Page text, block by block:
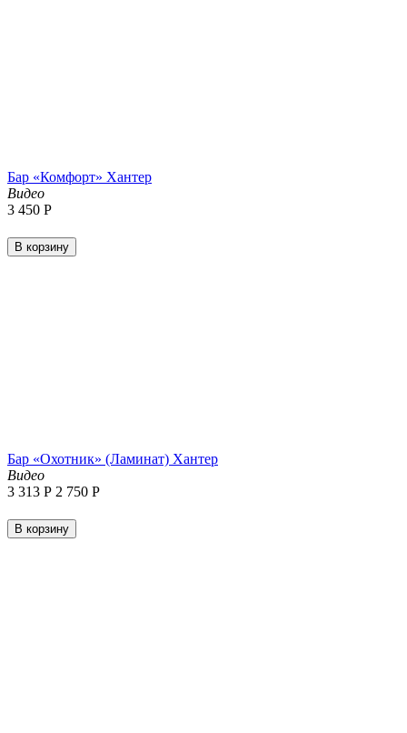
Бар «Комфорт» Хантер
Видео
3 450 Р
В корзину
Бар «Охотник» (Ламинат) Хантер
Видео
3 313 Р 2 750 Р
В корзину